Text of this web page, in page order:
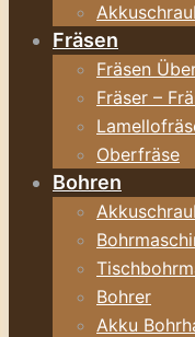
Fräsen
Fräsen
Fräser –
Oberfräse
Bohren
Bohrer
Akku